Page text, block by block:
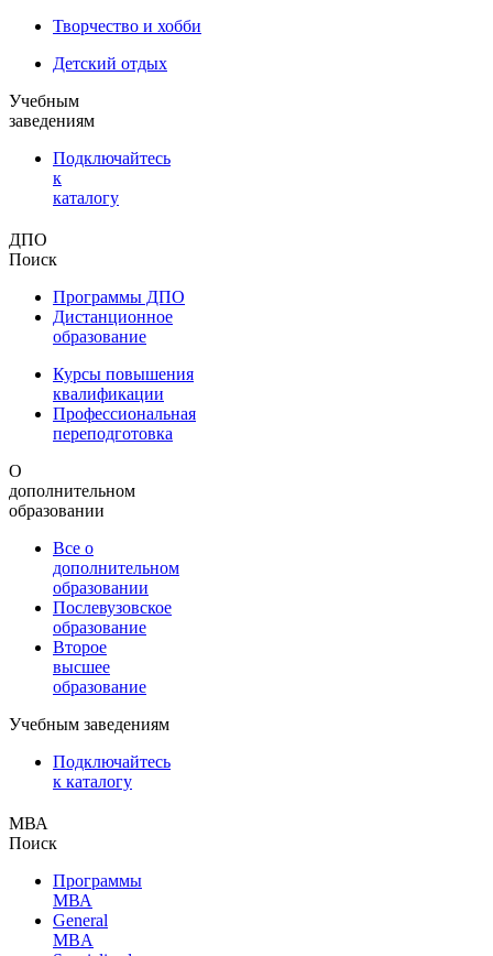
Творчество и хобби
Детский отдых
Учебным
заведениям
Подключайтесь
к
каталогу
ДПО
Поиск
Программы ДПО
Дистанционное
образование
Курсы повышения
квалификации
Профессиональная
переподготовка
О
дополнительном
образовании
Все о
дополнительном
образовании
Послевузовское
образование
Второе
высшее
образование
Учебным заведениям
Подключайтесь
к каталогу
МВА
Поиск
Программы
МВА
General
MBA